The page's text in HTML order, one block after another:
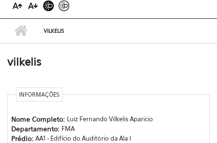
VILKELIS
vilkelis
INFORMAÇÕES
Nome Completo: Luiz Fernando Vilkelis Aparicio
Departamento: FMA
Prédio: AA1 - Edifício do Auditório da Ala I